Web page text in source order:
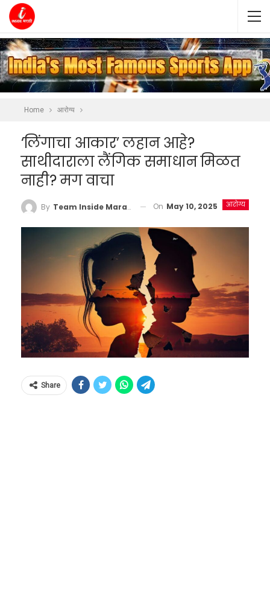
Home आरोग्य
‘लिंगाचा आकार’ लहान आहे?
साथीदाराला लैंगिक समाधान मिळत
नाही? मग वाचा
आरोग्य
By Team Inside Marathi On May 10, 2025
Share